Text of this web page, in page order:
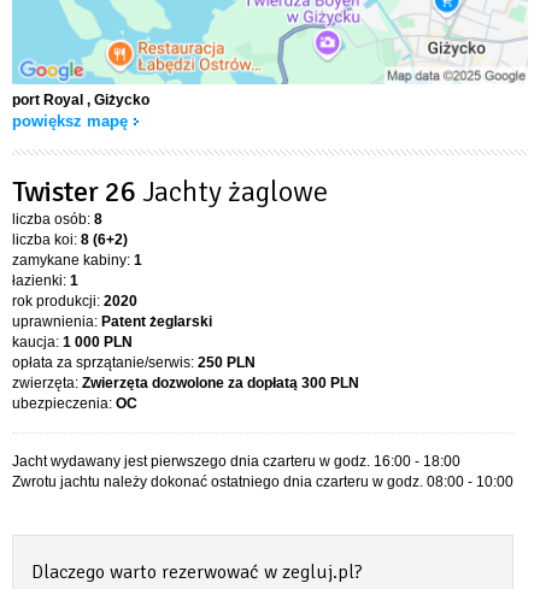
port Royal , Giżycko
powiększ mapę
Twister 26 Jachty żaglowe
liczba osób: 8
liczba koi: 8 (6+2)
zamykane kabiny: 1
łazienki: 1
rok produkcji: 2020
uprawnienia: Patent żeglarski
kaucja: 1 000 PLN
opłata za sprzątanie/serwis: 250 PLN
zwierzęta: Zwierzęta dozwolone za dopłatą 300 PLN
ubezpieczenia: OC
Jacht wydawany jest pierwszego dnia czarteru w godz. 16:00 - 18:00
Zwrotu jachtu należy dokonać ostatniego dnia czarteru w godz. 08:00 - 10:00
Dlaczego warto rezerwować w zegluj.pl?